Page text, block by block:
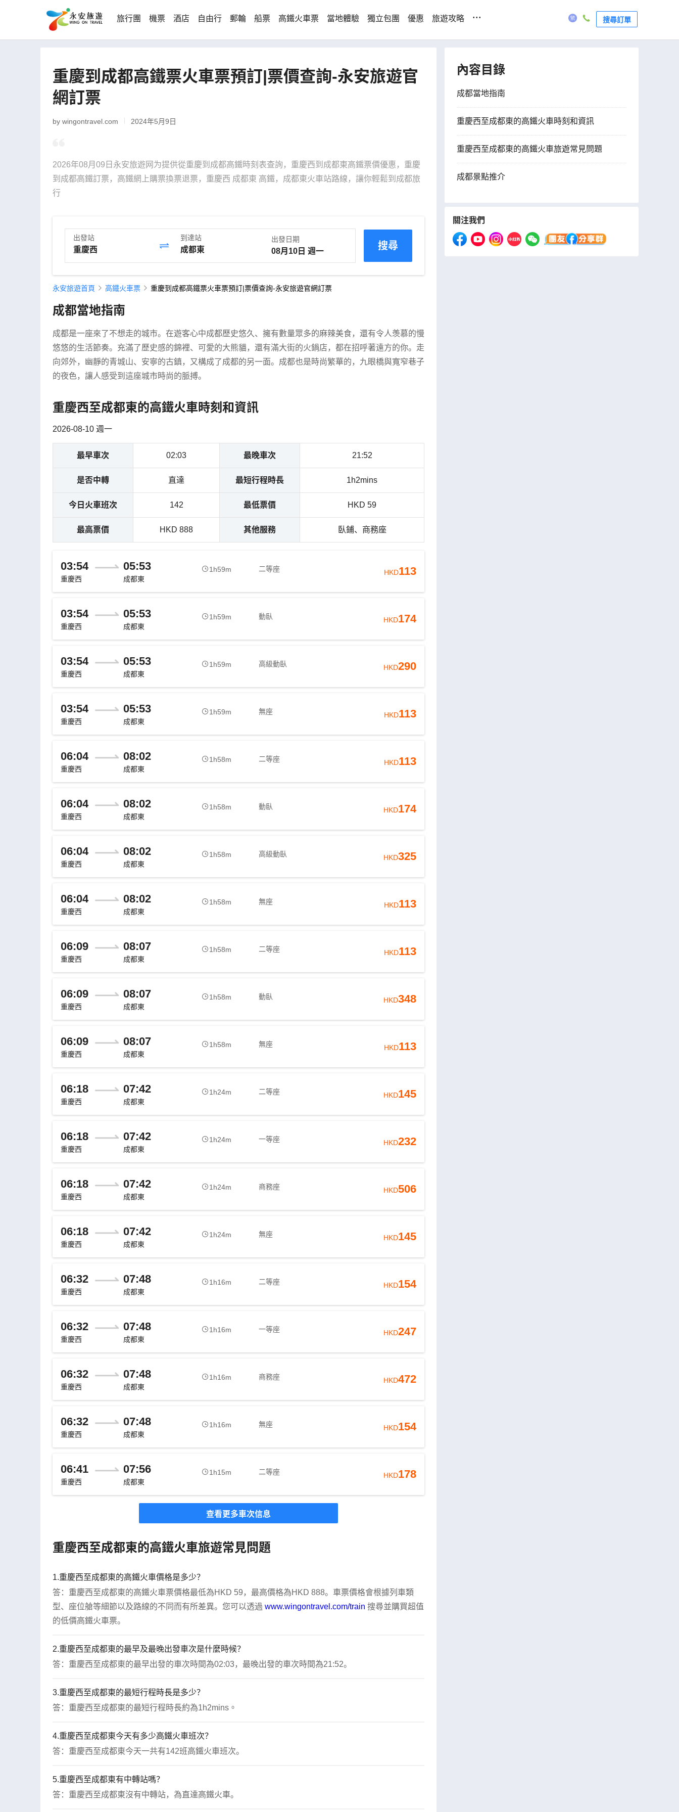
旅行團 機票 酒店 自由行 郵輪 船票 高鐵火車票 當地體驗 獨立包團 優惠 旅遊攻略 ... 搜尋訂單
重慶到成都高鐵票火車票預訂|票價查詢-永安旅遊官
網訂票
by wingontravel.com 2024年5月9日
2026年08月09日永安旅遊网为提供從重慶到成都高鐵時刻表查詢，重慶西到成都東高鐵票價優惠，重慶
到成都高鐵訂票，高鐵網上購票換票退票，重慶西 成都東 高鐵，成都東火車站路線，讓你輕鬆到成都旅
行
出發站 到達站 出發日期
搜尋
永安旅遊首頁 高鐵火車票 重慶到成都高鐵票火車票預訂|票價查詢-永安旅遊官網訂票
成都當地指南
成都是一座來了不想走的城市。在遊客心中成都歷史悠久、擁有數量眾多的麻辣美食，還有令人羡慕的慢
悠悠的生活節奏。充滿了歷史感的錦裡、可愛的大熊貓，還有滿大街的火鍋店，都在招呼著遠方的你。走
向郊外，幽靜的青城山、安寧的古鎮，又構成了成都的另一面。成都也是時尚繁華的，九眼橋與寬窄巷子
的夜色，讓人感受到這座城市時尚的脈搏。
重慶西至成都東的高鐵火車時刻和資訊
2026-08-10 週一
最早車次 02:03 最晚車次 21:52
是否中轉 直達 最短行程時長 1h2mins
今日火車班次 142 最低票價 HKD 59
最高票價 HKD 888 其他服務 臥鋪、商務座
03:54 05:53
重慶西 成都東
1h59m 二等座 HKD113
03:54 05:53
重慶西 成都東
1h59m 動臥 HKD174
03:54 05:53
重慶西 成都東
1h59m 高級動臥 HKD290
03:54 05:53
重慶西 成都東
1h59m 無座 HKD113
06:04 08:02
重慶西 成都東
1h58m 二等座 HKD113
06:04 08:02
重慶西 成都東
1h58m 動臥 HKD174
06:04 08:02
重慶西 成都東
1h58m 高級動臥 HKD325
06:04 08:02
重慶西 成都東
1h58m 無座 HKD113
06:09 08:07
重慶西 成都東
1h58m 二等座 HKD113
06:09 08:07
重慶西 成都東
1h58m 動臥 HKD348
06:09 08:07
重慶西 成都東
1h58m 無座 HKD113
06:18 07:42
重慶西 成都東
1h24m 二等座 HKD145
06:18 07:42
重慶西 成都東
1h24m 一等座 HKD232
06:18 07:42
重慶西 成都東
1h24m 商務座 HKD506
06:18 07:42
重慶西 成都東
1h24m 無座 HKD145
06:32 07:48
重慶西 成都東
1h16m 二等座 HKD154
06:32 07:48
重慶西 成都東
1h16m 一等座 HKD247
06:32 07:48
重慶西 成都東
1h16m 商務座 HKD472
06:32 07:48
重慶西 成都東
1h16m 無座 HKD154
06:41 07:56
重慶西 成都東
1h15m 二等座 HKD178
查看更多車次信息
重慶西至成都東的高鐵火車旅遊常見問題
1.重慶西至成都東的高鐵火車價格是多少？
答：重慶西至成都東的高鐵火車票價格最低為HKD 59，最高價格為HKD 888。車票價格會根據列車類
型、座位艙等細節以及路線的不同而有所差異。您可以透過 www.wingontravel.com/train 搜尋並購買超值
的低價高鐵火車票。
2.重慶西至成都東的最早及最晚出發車次是什麼時候？
答：重慶西至成都東的最早出發的車次時間為02:03，最晚出發的車次時間為21:52。
3.重慶西至成都東的最短行程時長是多少？
答：重慶西至成都東的最短行程時長約為1h2mins。
4.重慶西至成都東今天有多少高鐵火車班次？
答：重慶西至成都東今天一共有142班高鐵火車班次。
5.重慶西至成都東有中轉站嗎？
答：重慶西至成都東沒有中轉站，為直達高鐵火車。
內容目錄
成都當地指南
重慶西至成都東的高鐵火車時刻和資訊
重慶西至成都東的高鐵火車旅遊常見問題
成都景點推介
關注我們